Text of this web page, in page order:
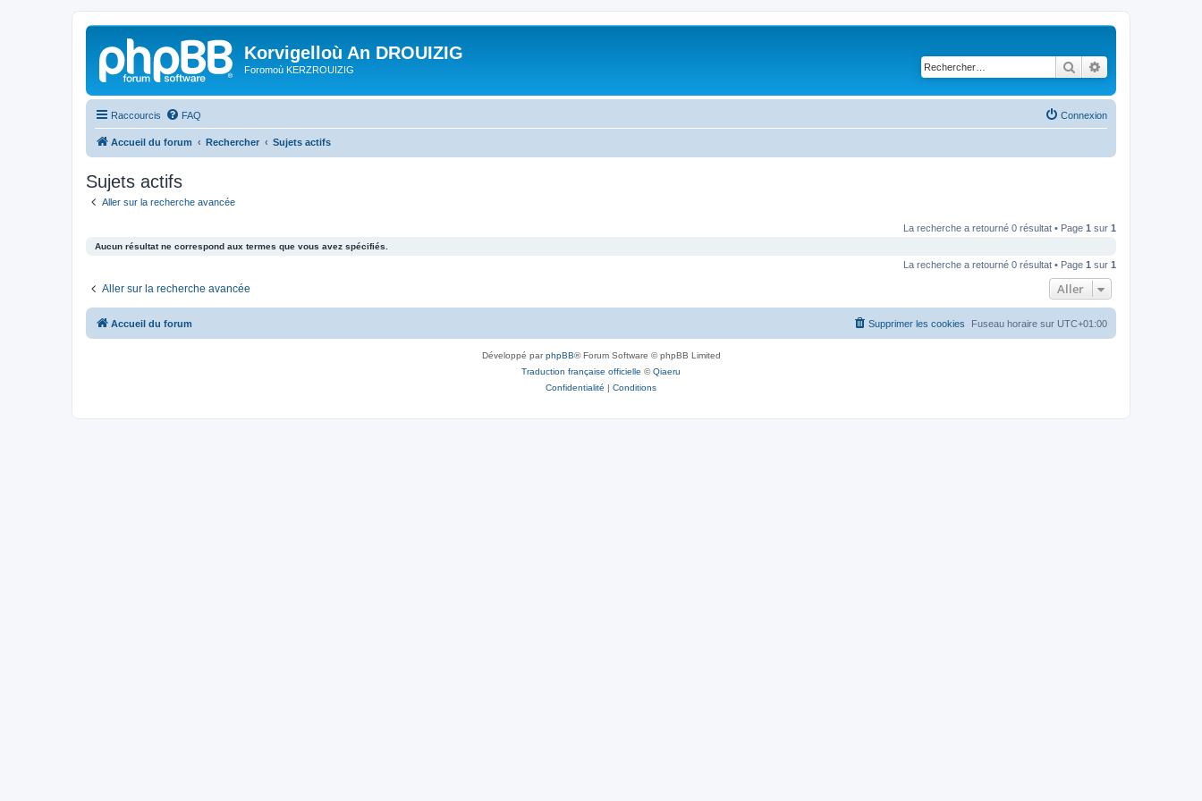
Korvigelloù An DROUIZIG
Foromoù KERZROUIZIG Rechercher
Raccourcis FAQ Connexion
Accueil du forum Rechercher Sujets actifs
Sujets actifs
Aller sur la recherche avancée
La recherche a retourné 0 résultat • Page 1 sur 1
Aucun résultat ne correspond aux termes que vous avez spécifiés.
La recherche a retourné 0 résultat • Page 1 sur 1
Aller sur la recherche avancée Aller
Accueil du forum Fuseau horaire sur UTC+01:00
Supprimer les cookies
Développé parphpBB® Forum Software © phpBB Limited
Traduction française officielle ©Qiaeru
Confidentialité | Conditions